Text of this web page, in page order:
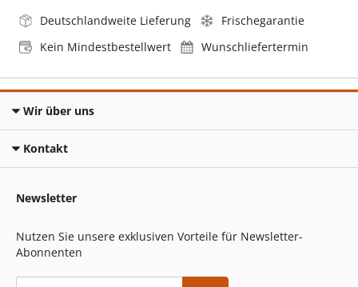
Deutschlandweite Lieferung
Frischegarantie
Kein Mindestbestellwert
Wunschliefertermin
Wir über uns
Kontakt
Newsletter
Nutzen Sie unsere exklusiven Vorteile für Newsletter-
Abonnenten